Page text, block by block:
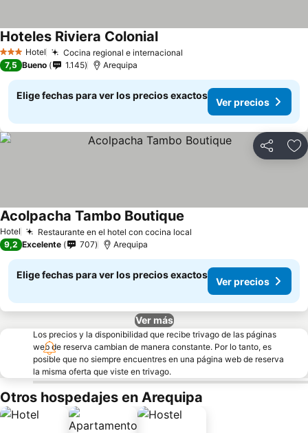
3 Estrellas
Hotel Cocina regional e internacional
Hoteles Riviera Colonial
7,5 Bueno 1.145 Arequipa
Elige fechas para ver los precios exactos
Ver precios
Compartir
Hotel Restaurante en el hotel con cocina local
Acolpacha Tambo Boutique
9,2 Excelente 707 Arequipa
Elige fechas para ver los precios exactos
Ver precios
Ver más
Los precios y la disponibilidad que recibe trivago de las páginas
web de reserva cambian de manera constante. Por lo tanto, es
posible que no siempre encuentres en una página web de reserva
la misma oferta que viste en trivago.
Otros hospedajes en Arequipa